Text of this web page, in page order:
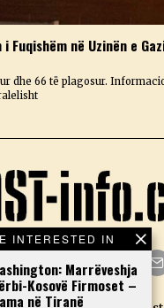
Fuqishëm në Uzinën e
dhe 66 të plagosur.
INTERESTED IN
Marrëveshja
Kosovë Firmoset –
në Tiranë
Facebook
TwitterInstagram
LinkedIn